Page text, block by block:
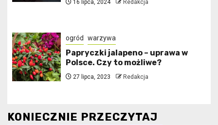
16 lipca, 2024 Redakcja
ogród warzywa
Papryczki jalapeno – uprawa w
Polsce. Czy to możliwe?
27 lipca, 2023 Redakcja
KONIECZNIE PRZECZYTAJ